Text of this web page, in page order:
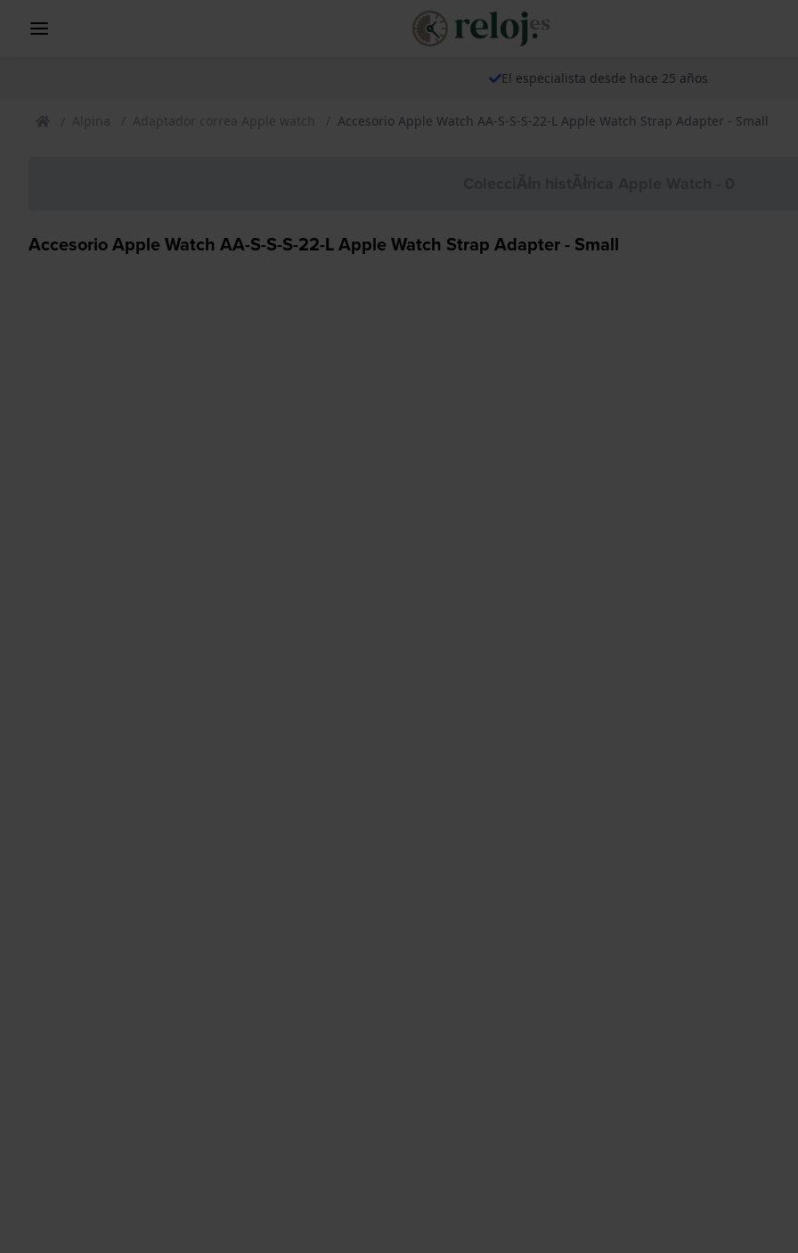
El especialista desde hace 25 años
Alpina Adaptador correa Apple watch Accesorio Apple Watch AA-S-S-S-22-L Apple Watch Strap Adapter - Small
Accesorio Apple Watch AA-S-S-S-22-L Apple Watch Strap Adapter - Small